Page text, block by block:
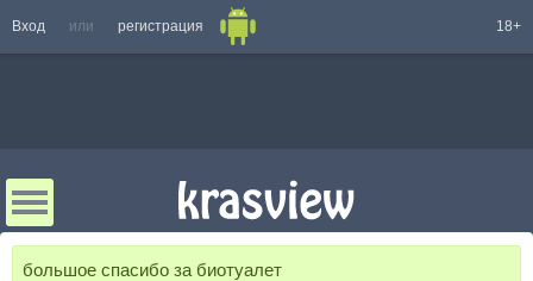
Вход или регистрация 18+
большое спасибо за биотуалет